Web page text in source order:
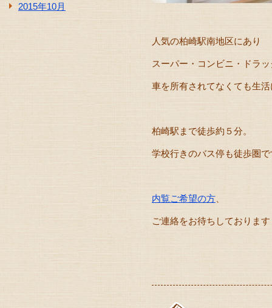
2015年10月
人気の柏崎駅南地区にあり
スーパー・コンビニ・ドラ
車を所有されてなくても生
柏崎駅まで徒歩約５分。
学校行きのバス停も徒歩圏
内覧ご希望の方
ご連絡をお待ちしております